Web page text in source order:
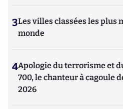
3Les villes classées les plus
monde
4Apologie du terrorisme et
700, le chanteur à cagoule
2026